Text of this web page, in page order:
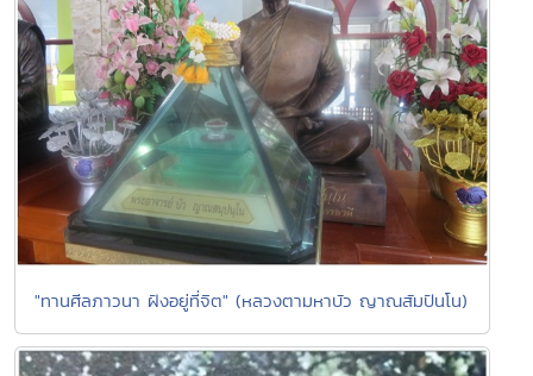
"ทานศีลภาวนา ฝังอยู่ที่จิต" (หลวงตามหาบัว ญาณสัมปันโน)